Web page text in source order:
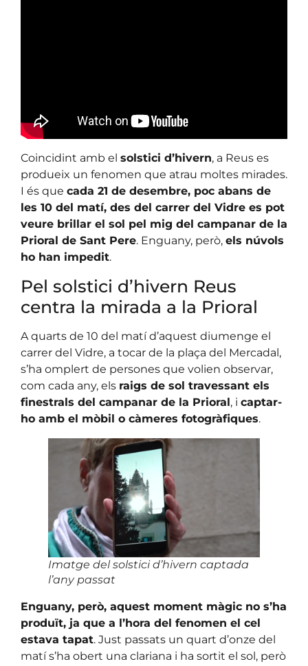
Coincidint amb el solstici d’hivern, a Reus es
produeix un fenomen que atrau moltes mirades.
I és que cada 21 de desembre, poc abans de
les 10 del matí, des del carrer del Vidre es pot
veure brillar el sol pel mig del campanar de la
Prioral de Sant Pere. Enguany, però, els núvols
ho han impedit.
Pel solstici d’hivern Reus
centra la mirada a la Prioral
A quarts de 10 del matí d’aquest diumenge el
carrer del Vidre, a tocar de la plaça del Mercadal,
s’ha omplert de persones que volien observar,
com cada any, els raigs de sol travessant els
finestrals del campanar de la Prioral, i captar-
ho amb el mòbil o càmeres fotogràfiques.
Imatge del solstici d’hivern captada
l’any passat
Enguany, però, aquest moment màgic no s’ha
produït, ja que a l’hora del fenomen el cel
estava tapat. Just passats un quart d’onze del
matí s’ha obert una clariana i ha sortit el sol, però